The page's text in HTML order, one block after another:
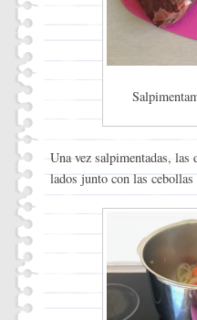
Una vez salpimentadas,
lados junto con las